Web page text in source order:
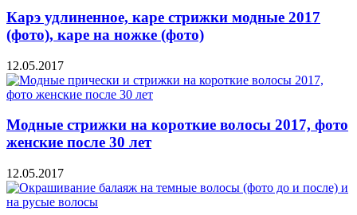
Карэ удлиненное, каре стрижки модные 2017
(фото), каре на ножке (фото)
12.05.2017
Модные стрижки на короткие волосы 2017, фото
женские после 30 лет
12.05.2017